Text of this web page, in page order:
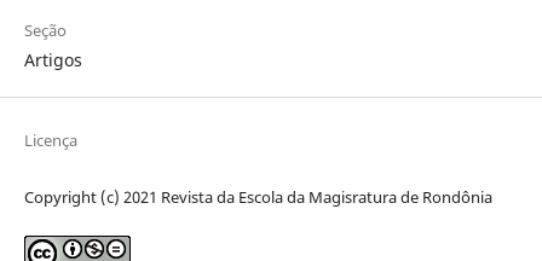
Seção
Artigos
Licença
Copyright (c) 2021 Revista da Escola da Magisratura de Rondônia